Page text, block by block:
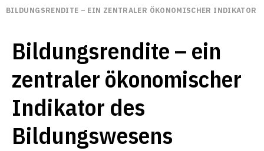
BILDUNGSRENDITE – EIN ZENTRALER ÖKONOMISCHER INDIKATOR
Bildungsrendite – ein
zentraler ökonomischer
Indikator des
Bildungswesens